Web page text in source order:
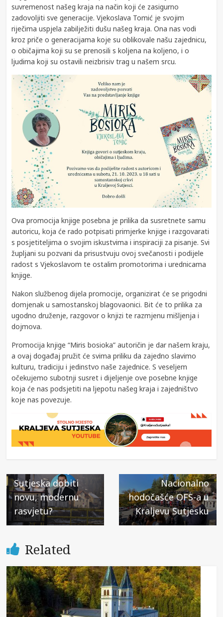
suvremenost našeg kraja na način koji će zasigurno
zadovoljiti sve generacije. Vjekoslava Tomić je svojim
riječima uspjela zabilježiti dušu našeg kraja. Ona nas vodi
kroz priče o generacijama koje su oblikovale našu zajednicu,
o običajima koji su se prenosili s koljena na koljeno, i o
ljudima koji su ostavili neizbrisiv trag u našem srcu.
Ova promocija knjige posebna je prilika da susretnete samu
autoricu, koja će rado potpisati primjerke knjige i razgovarati
s posjetiteljima o svojim iskustvima i inspiraciji za pisanje. Svi
župljani su pozvani da prisustvuju ovoj svečanosti i podijele
radost s Vjekoslavom te ostalim promotorima i urednicama
knjige.
Nakon službenog dijela promocije, organizirat će se prigodni
domjenak u samostanskoj blagovaonici. Bit će to prilika za
ugodno druženje, razgovor o knjizi te razmjenu mišljenja i
dojmova.
Promocija knjige “Miris bosioka” autoričin je dar našem kraju,
a ovaj događaj pružit će svima priliku da zajedno slavimo
kulturu, tradiciju i jedinstvo naše zajednice. S veseljem
očekujemo subotnji susret i dijeljenje ove posebne knjige
koja će nas podsjetiti na ljepotu našeg kraja i zajedništvo
koje nas povezuje.
Sutjeska dobiti
novu, modernu
rasvjetu?
Nacionalno
hodočašće OFS-a u
Kraljevu Sutjesku
Related